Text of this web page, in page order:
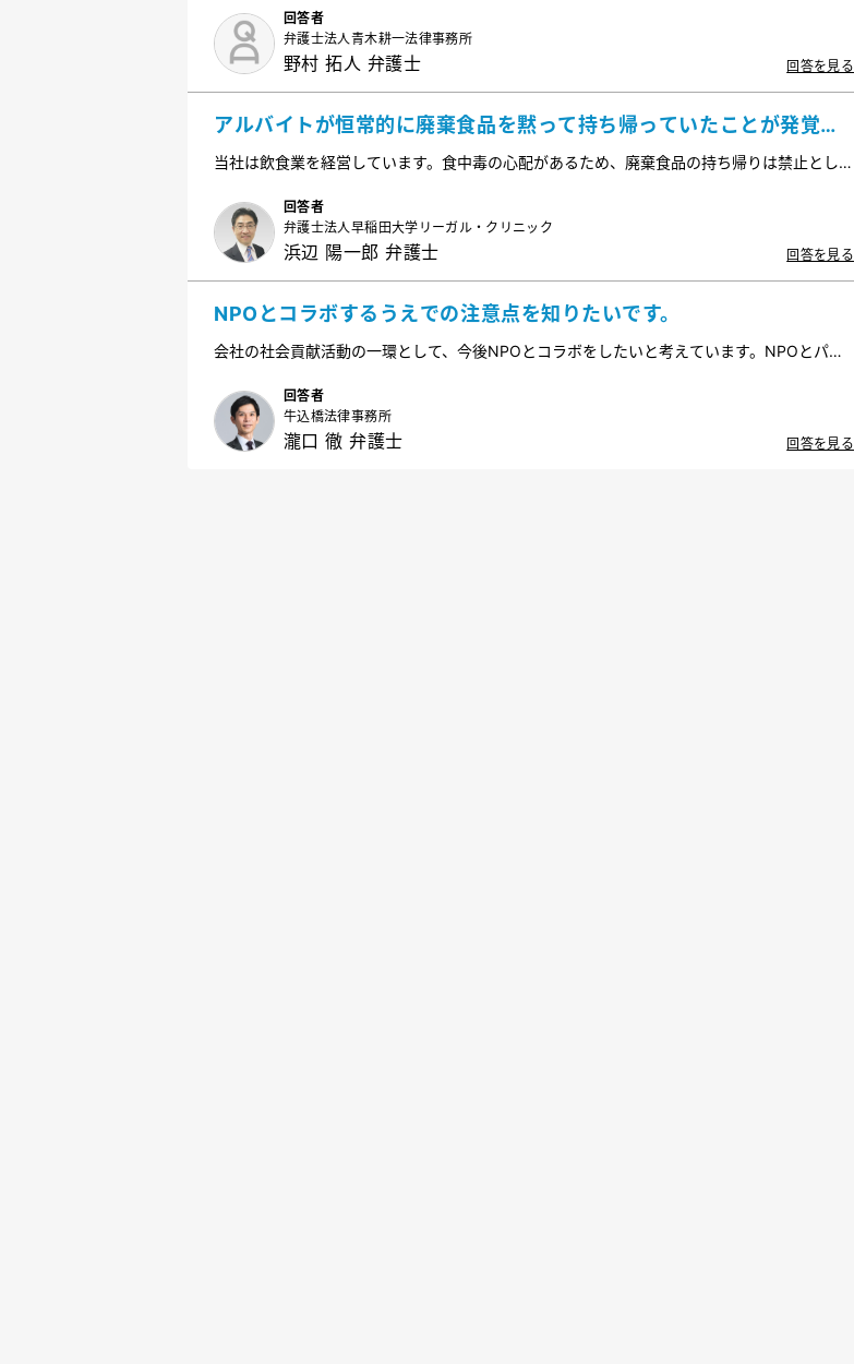
は、正社員のみ残業や配置転換があり、責任も持たせているので、実際の業務は似ていても区
別はつけているつもりなのですが、どのような対応や説明が必要でしょうか。
回答者
弁護士法人青木耕一法律事務所
野村 拓人 弁護士 回答を見る
アルバイトが恒常的に廃棄食品を黙って持ち帰っていたことが発覚し
ました。
当社は飲食業を経営しています。食中毒の心配があるため、廃棄食品の持ち帰りは禁止として
ました。アルバイトに対してどのような処分が可能でしょうか。また、再発防止のために、
社内でどのような対策をすべきでしょうか。
回答者
弁護士法人早稲田大学リーガル・クリニック
浜辺 陽一郎 弁護士 回答を見る
NPOとコラボするうえでの注意点を知りたいです。
会社の社会貢献活動の一環として、今後NPOとコラボをしたいと考えています。NPOとパー
回答者
牛込橋法律事務所
瀧口 徹 弁護士 回答を見る